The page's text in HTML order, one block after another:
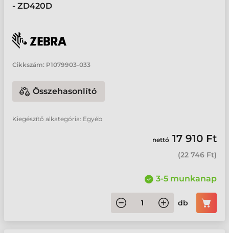
- ZD420D
Cikkszám: P1079903-033
Összehasonlító
Kiegészítő alkategória: Egyéb
nettó 17 910 Ft
(22 746 Ft)
3-5 munkanap
db